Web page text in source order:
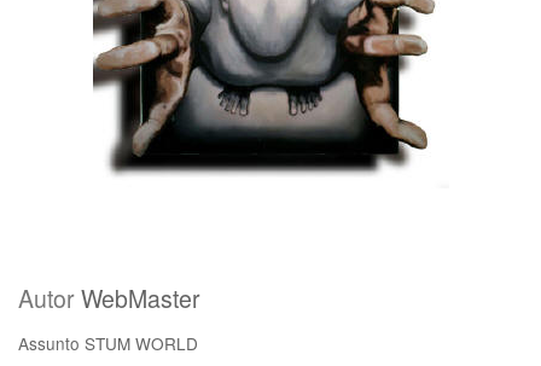
AutorWebMaster
Assunto STUM WORLD